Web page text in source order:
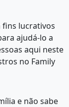
fins lucrativos
ajudá-lo a
aqui neste
no Family
e não sabe